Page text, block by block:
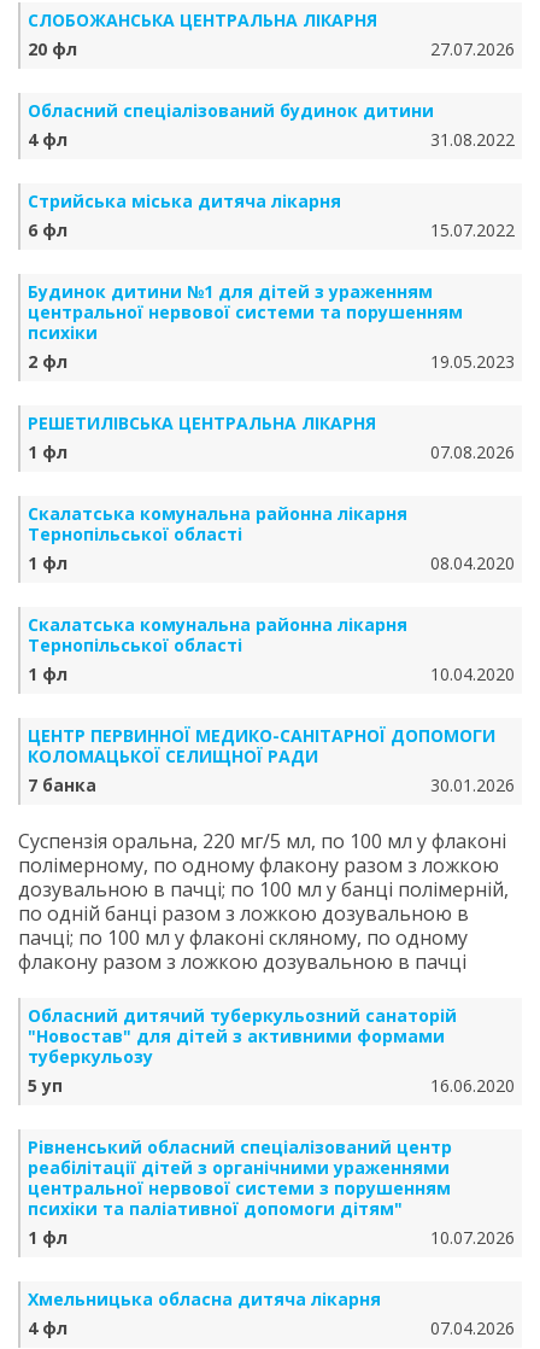
СЛОБОЖАНСЬКА ЦЕНТРАЛЬНА ЛІКАРНЯ
20 фл
27.07.2026
Обласний спеціалізований будинок дитини
4 фл
31.08.2022
Стрийська міська дитяча лікарня
6 фл
15.07.2022
Будинок дитини №1 для дітей з ураженням
центральної нервової системи та порушенням
психіки
2 фл
19.05.2023
РЕШЕТИЛІВСЬКА ЦЕНТРАЛЬНА ЛІКАРНЯ
1 фл
07.08.2026
Скалатська комунальна районна лікарня
Тернопільської області
1 фл
08.04.2020
Скалатська комунальна районна лікарня
Тернопільської області
1 фл
10.04.2020
ЦЕНТР ПЕРВИННОЇ МЕДИКО-САНІТАРНОЇ ДОПОМОГИ
КОЛОМАЦЬКОЇ СЕЛИЩНОЇ РАДИ
7 банка
30.01.2026
Суспензія оральна, 220 мг/5 мл, по 100 мл у флаконі
полімерному, по одному флакону разом з ложкою
дозувальною в пачці; по 100 мл у банці полімерній,
по одній банці разом з ложкою дозувальною в
пачці; по 100 мл у флаконі скляному, по одному
флакону разом з ложкою дозувальною в пачці
Обласний дитячий туберкульозний санаторій
"Новостав" для дітей з активними формами
туберкульозу
5 уп
16.06.2020
Рівненський обласний спеціалізований центр
реабілітації дітей з органічними ураженнями
центральної нервової системи з порушенням
психіки та паліативної допомоги дітям"
1 фл
10.07.2026
Хмельницька обласна дитяча лікарня
4 фл
07.04.2026